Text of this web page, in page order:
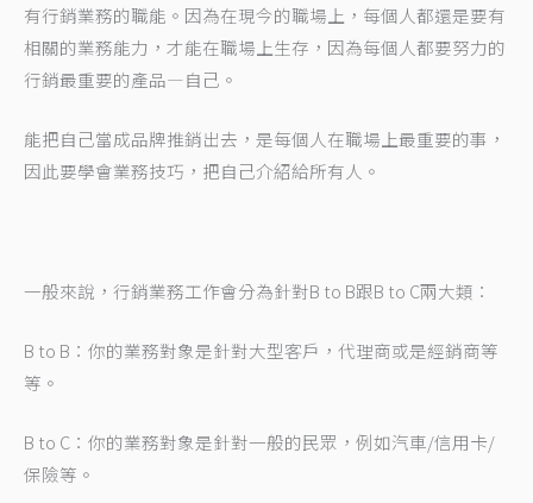
有行銷業務的職能。因為在現今的職場上，每個人都還是要有
相關的業務能力，才能在職場上生存，因為每個人都要努力的
行銷最重要的產品—自己。
能把自己當成品牌推銷出去，是每個人在職場上最重要的事，
因此要學會業務技巧，把自己介紹給所有人。
一般來說，行銷業務工作會分為針對B to B跟B to C兩大類：
B to B：你的業務對象是針對大型客戶，代理商或是經銷商等
等。
B to C：你的業務對象是針對一般的民眾，例如汽車/信用卡/
保險等。